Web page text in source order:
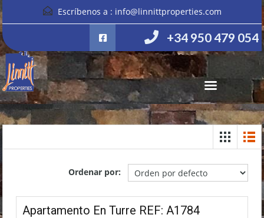
Escríbenos a : info@linnittproperties.com
+34 950 479 054
Ordenar por:
Apartamento En Turre REF: A1784